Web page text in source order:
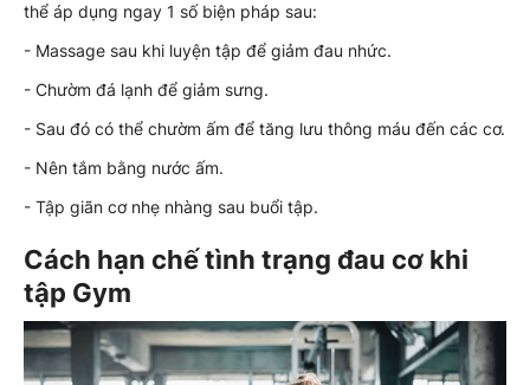
thể áp dụng ngay 1 số biện pháp sau:
- Massage sau khi luyện tập để giảm đau nhức.
- Chườm đá lạnh để giảm sưng.
- Sau đó có thể chườm ấm để tăng lưu thông máu đến các cơ.
- Nên tắm bằng nước ấm.
- Tập giãn cơ nhẹ nhàng sau buổi tập.
Cách hạn chế tình trạng đau cơ khi
tập Gym